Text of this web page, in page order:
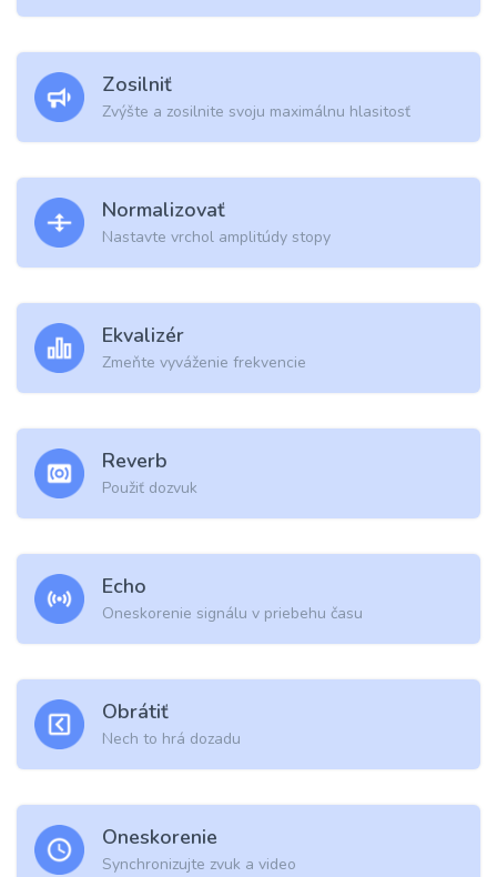
Zosilniť
Zvýšte a zosilnite svoju maximálnu hlasitosť
Normalizovať
Nastavte vrchol amplitúdy stopy
Ekvalizér
Zmeňte vyváženie frekvencie
Reverb
Použiť dozvuk
Echo
Oneskorenie signálu v priebehu času
Obrátiť
Nech to hrá dozadu
Oneskorenie
Synchronizujte zvuk a video